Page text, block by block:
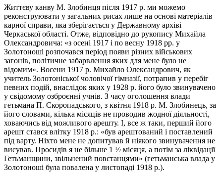
Життєву канву М. Злобинця після 1917 р. ми можемо
реконструювати у загальних рисах лише на основі матеріалів
карної справи, яка зберігається у Державному архіві
Черкаської області. Отже, відповідно до рукопису Михайла
Олександровича: «з осені 1917 і по весну 1918 рр. у
Золотоноші розпочався період появи різних військових
загонів, політичне забарвлення яких для мене було не
відомим». Восени 1917 р. Михайло Олександрович, як
учитель Золотоніської чоловічої гімназії, потрапив у перебіг
певних подій, внаслідок яких у 1928 р. його було звинувачено
у свідомому озброєнні учнів. З часу оголошення влади
гетьмана П. Скоропадського, з квітня 1918 р. М. Злобинець, за
його словами, кілька місяців не проводив жодної діяльності,
ховаючись від можливого арешту. І, все ж таки, перший його
арешт стався влітку 1918 р.: «був арештований і поставлений
під варту. Ніхто мене не допитував й ніякого звинувачення не
висував. Просидів я не більше 1 ½ місяця, а потім за ліквідації
Гетьманщини, звільнений повстанцями» (гетьманська влада у
Золотоноші була повалена у листопаді 1918 р.).